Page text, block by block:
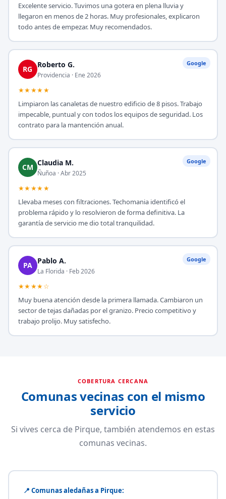
Excelente servicio. Tuvimos una gotera en plena lluvia y
llegaron en menos de 2 horas. Muy profesionales, explicaron
todo antes de empezar. Muy recomendados.
Google
RG Roberto G.
Providencia · Ene 2026
★★★★★
Limpiaron las canaletas de nuestro edificio de 8 pisos. Trabajo
impecable, puntual y con todos los equipos de seguridad. Los
contrato para la mantención anual.
Google
CM Claudia M.
Ñuñoa · Abr 2025
★★★★★
Llevaba meses con filtraciones. Techomania identificó el
problema rápido y lo resolvieron de forma definitiva. La
garantía de servicio me dio total tranquilidad.
Google
PA Pablo A.
La Florida · Feb 2026
★★★★☆
Muy buena atención desde la primera llamada. Cambiaron un
sector de tejas dañadas por el granizo. Precio competitivo y
trabajo prolijo. Muy satisfecho.
COBERTURA CERCANA
Comunas vecinas con el mismo
servicio
Si vives cerca de Pirque, también atendemos en estas
comunas vecinas.
📍 Comunas aledañas a Pirque: